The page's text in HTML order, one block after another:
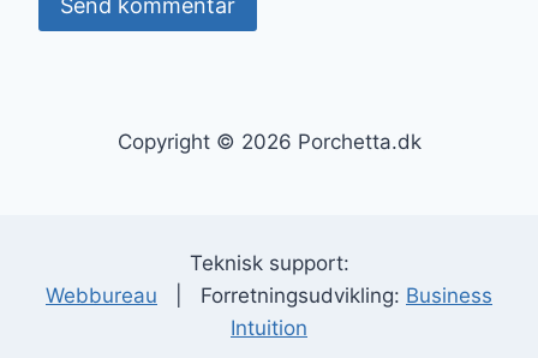
Copyright © 2026 Porchetta.dk
Teknisk support:
Webbureau | Forretningsudvikling: Business
Intuition